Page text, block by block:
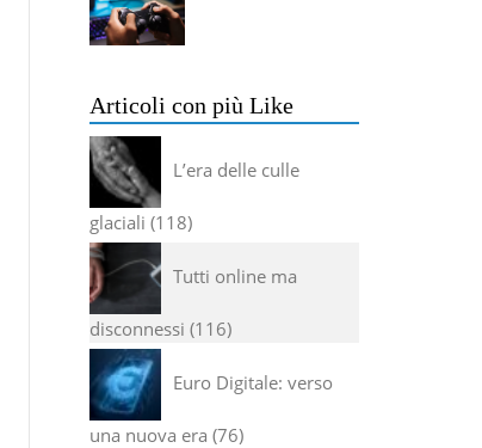
Articoli con più Like
L’era delle culle
glaciali 118
Tutti online ma
disconnessi 116
Euro Digitale: verso
una nuova era 76